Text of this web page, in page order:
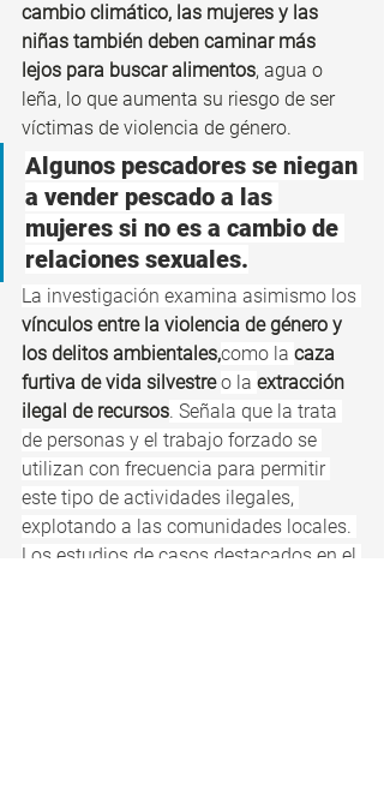
cambio climático, las mujeres y las
niñas también deben caminar más
lejos para buscar alimentos, agua o
leña, lo que aumenta su riesgo de ser
víctimas de violencia de género.
Algunos pescadores se niegan
a vender pescado a las
mujeres si no es a cambio de
relaciones sexuales.
La investigación examina asimismo los
vínculos entre la violencia de género y
los delitos ambientales,como la caza
furtiva de vida silvestre o la extracción
ilegal de recursos. Señala que la trata
de personas y el trabajo forzado se
utilizan con frecuencia para permitir
este tipo de actividades ilegales,
explotando a las comunidades locales.
Los estudios de casos destacados en el